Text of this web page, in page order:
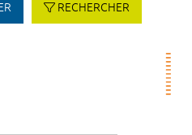
RECHERCHER